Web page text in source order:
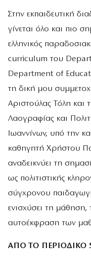
Στην εκπαιδευτική
γίνεται όλο και πιο
ελληνικός
curriculum του
Department of
τη δική μου
Αριστούλας Τόλη και
Λαογραφίας και
Ιωαννίνων, υπό την
καθηγητή Χρήστου
αναδεικνύει τη
ως πολιτιστικής
σύγχρονου
ενισχύσει τη μάθηση,
αυτοέκφραση των
ΑΠΟ ΤΟ ΠΕΡΙΟΔΙΚΟ